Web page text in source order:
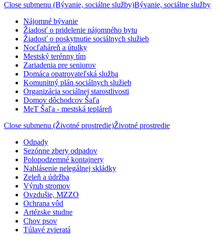
Close submenu (Bývanie, sociálne služby)Bývanie, sociálne služby
Nájomné bývanie
Žiadosť o pridelenie nájomného bytu
Žiadosť o poskytnutie sociálnych služieb
Nocľaháreň a útulky
Mestský terénny tím
Zariadenia pre seniorov
Domáca opatrovateľská služba
Komunitný plán sociálnych služieb
Organizácia sociálnej starostlivosti
Domov dôchodcov Šaľa
MeT Šaľa - mestská tepláreň
Close submenu (Životné prostredie)Životné prostredie
Odpady
Sezónne zbery odpadov
Polopodzemné kontajnery
Nahlásenie nelegálnej skládky
Zeleň a údržba
Výrub stromov
Ovzdušie, MZZO
Ochrana vôd
Artézske studne
Chov psov
Túlavé zvieratá